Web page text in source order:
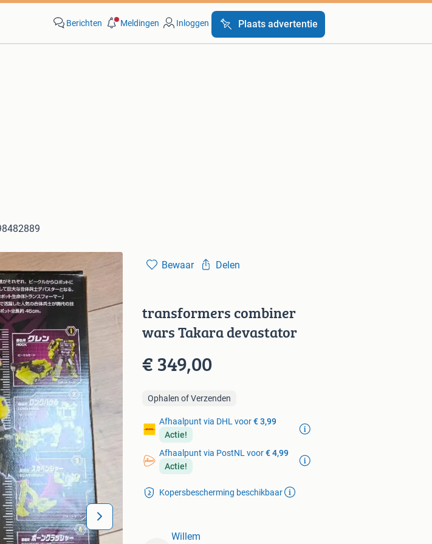
Berichten Meldingen Inloggen Plaats advertentie
Bewaar Delen
transformers combiner
wars Takara devastator
€ 349,00
Ophalen of Verzenden
Afhaalpunt via DHL voor€ 3,99
Actie!
Afhaalpunt via PostNL voor€ 4,99
Actie!
Kopersbescherming beschikbaar
Willem